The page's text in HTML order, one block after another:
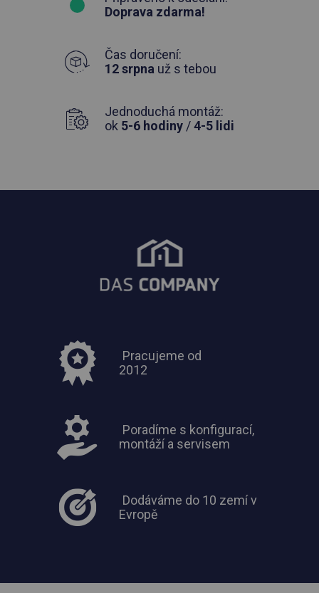
Doprava zdarma!
Čas doručení:
12 srpna už s tebou
Jednoduchá montáž:
ok 5-6 hodiny /4-5 lidi
Pracujeme od
2012
Poradíme s konfigurací,
montáží a servisem
Dodáváme do 10 zemí v
Evropě